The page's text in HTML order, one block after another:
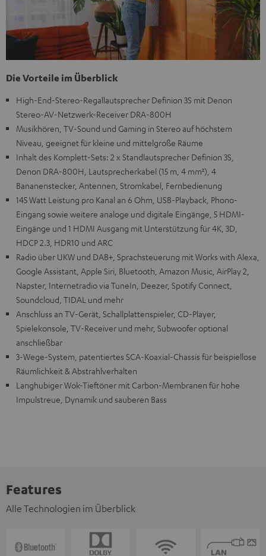
Die Vorteile im Überblick
High-End-Stereo-Regallautsprecher Definion 3S mit Denon
Stereo-AV-Netzwerk-Receiver DRA-800H
Musikhören, TV-Sound und Gaming in Stereo auf höchstem
Niveau, geeignet für kleine und mittelgroße Räume
Inhalt des Komplett-Sets: 2 x Standlautsprecher Definion 3S,
Denon DRA-800H, Lautsprecherkabel (15 m, 4 mm²), 4
Bananenstecker, Antennen, Stromkabel, Fernbedienung
145 Watt Leistung pro Kanal an 6 Ohm, USB-Playback, Phono-
Eingang sowie weitere analoge und digitale Eingänge, 5 HDMI-
Eingänge und 1 HDMI Ausgang mit Unterstützung für 4K, 3D,
HDCP 2.3, HDR10 und ARC
Radio über UKW und DAB+, Sprachsteuerung mit Works with Alexa,
Google Assistant, Apple Siri, Bluetooth, Amazon Music, AirPlay 2,
Napster, Internetradio via TuneIn, Deezer, Spotify Connect,
Soundcloud, TIDAL und mehr
Anschluss an TV-Gerät, Schallplattenspieler, CD-Player,
Spielekonsole, TV-Receiver und mehr, Subwoofer optional
anschließbar
3-Wege-System, patentiertes SCA-Koaxial-Chassis für beispiellose
Räumlichkeit & Abstrahlverhalten
Langhubiger Wok-Tieftöner mit Carbon-Membranen für hohe
Impulstreue, Dynamik und sauberen Bass
Features
Alle Technologien im Überblick